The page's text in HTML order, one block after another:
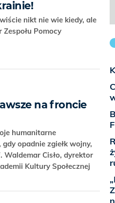
nikt nie wie kiedy, ale
Pomocy
na froncie
humanitarne
opadnie zgiełk wojny,
Waldemar Cisło, dyrektor
Kultury Społecznej